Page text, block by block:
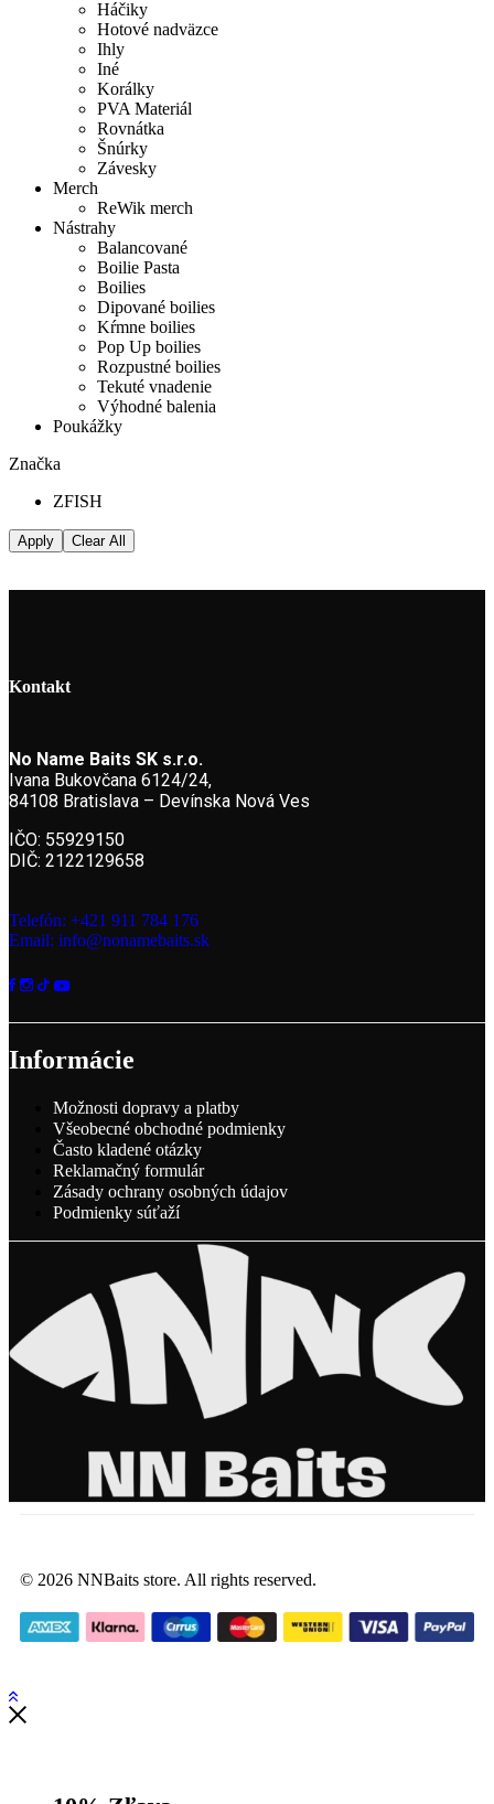
Háčiky
Hotové nadväzce
Ihly
Iné
Korálky
PVA Materiál
Rovnátka
Šnúrky
Závesky
Merch
ReWik merch
Nástrahy
Balancované
Boilie Pasta
Boilies
Dipované boilies
Kŕmne boilies
Pop Up boilies
Rozpustné boilies
Tekuté vnadenie
Výhodné balenia
Poukážky
Značka
ZFISH
Apply Clear All
Kontakt
No Name Baits SK s.r.o.
Ivana Bukovčana 6124/24,
84108 Bratislava – Devínska Nová Ves
IČO: 55929150
DIČ: 2122129658
Telefón: +421 911 784 176
Email: info@nonamebaits.sk
Informácie
Možnosti dopravy a platby
Všeobecné obchodné podmienky
Často kladené otázky
Reklamačný formulár
Zásady ochrany osobných údajov
Podmienky súťaží
© 2026 NNBaits store. All rights reserved.